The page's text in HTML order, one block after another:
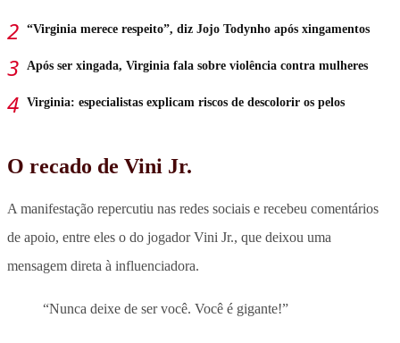
“Virginia merece respeito”, diz Jojo Todynho após xingamentos
Após ser xingada, Virginia fala sobre violência contra mulheres
Virginia: especialistas explicam riscos de descolorir os pelos
O recado de Vini Jr.
A manifestação repercutiu nas redes sociais e recebeu comentários
de apoio, entre eles o do jogador Vini Jr., que deixou uma
mensagem direta à influenciadora.
“Nunca deixe de ser você. Você é gigante!”